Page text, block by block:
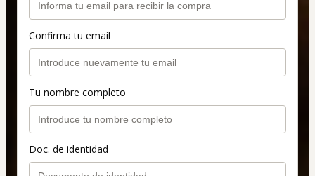
Confirma tu email
Tu nombre completo
Doc. de identidad